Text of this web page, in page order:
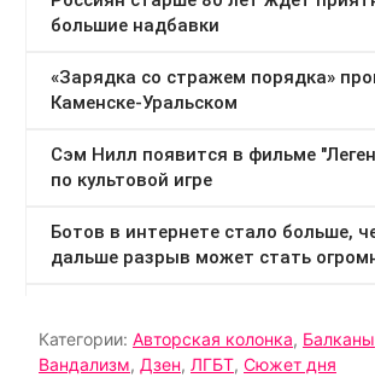
Категории: Авторская колонка, Балканы
Вандализм, Дзен, ЛГБТ, Сюжет дня